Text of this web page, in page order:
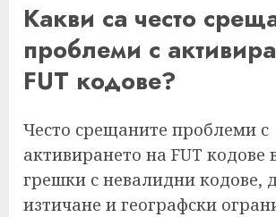
Какви са често
проблеми с
FUT кодове?
Често срещаните проблеми с
активирането на FUT кодове
грешки с невалидни кодове,
изтичане и географски